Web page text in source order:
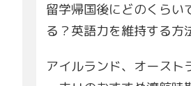
留学帰国後にどのくらい
る？英語力を維持する方
アイルランド、オースト